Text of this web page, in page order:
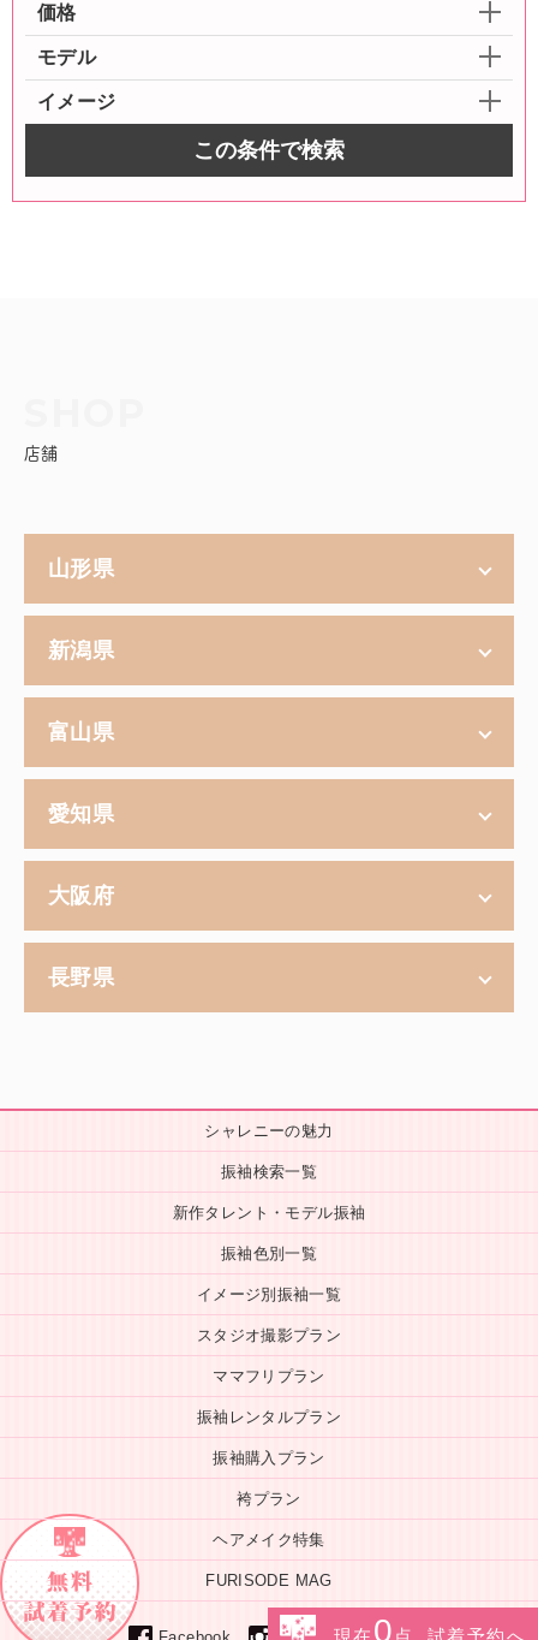
現在 0 点 試着予約へ
価格
モデル
イメージ
この条件で検索
店舗
山形県
新潟県
富山県
愛知県
大阪府
長野県
シャレニーの魅力
振袖検索一覧
新作タレント・モデル振袖
振袖色別一覧
イメージ別振袖一覧
スタジオ撮影プラン
ママフリプラン
振袖レンタルプラン
振袖購入プラン
袴プラン
ヘアメイク特集
FURISODE MAG
instagram Line